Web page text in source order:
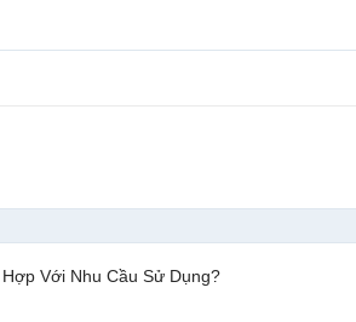
Với Nhu Cầu Sử Dụng?